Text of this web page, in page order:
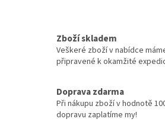
Zboží skladem
Veškeré zboží v nabídce
připravené k okamžité
Doprava zdarma
Při nákupu zboží v hodnotě
dopravu zaplatíme my!